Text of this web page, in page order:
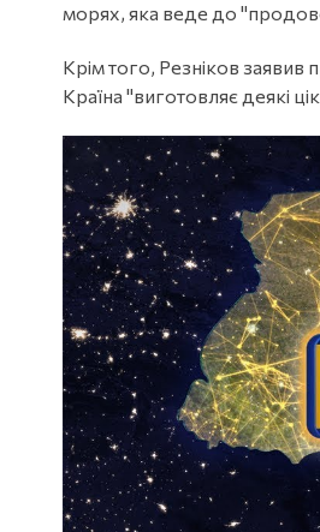
морях, яка веде до
Крім того, Резніков заявив
Країна "виготовляє деякі